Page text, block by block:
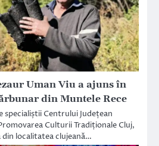
Uman Viu a ajuns în
din Muntele Rece
Centrului Județean
Culturii Tradiționale Cluj,
localitatea clujeană…